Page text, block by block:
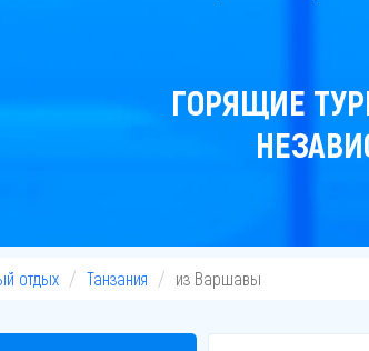
ГОРЯЩИЕ
отдых Танзания из Варшавы